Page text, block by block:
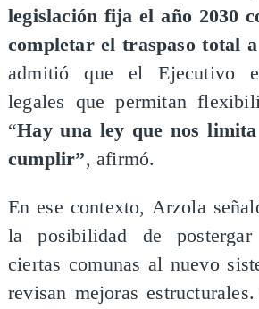
legislación fija el año 2030
completar el traspaso total
admitió que el Ejecutivo
legales que permitan
“Hay una ley que nos
cumplir”, afirmó.
En ese contexto, Arzola
la posibilidad de
ciertas comunas al nuevo
revisan mejoras